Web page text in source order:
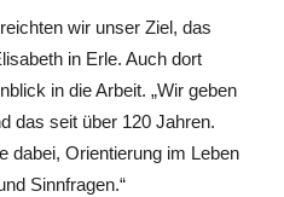
wir unser Ziel, das
in Erle. Auch dort
in die Arbeit. „Wir geben
das seit über 120 Jahren.
dabei, Orientierung im Leben
Sinnfragen.“